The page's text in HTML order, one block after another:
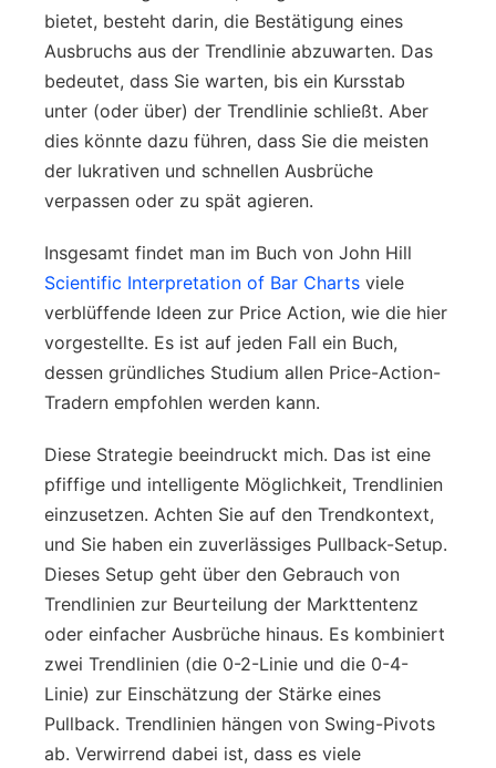
bietet, besteht darin, die Bestätigung eines
Ausbruchs aus der Trendlinie abzuwarten. Das
bedeutet, dass Sie warten, bis ein Kursstab
unter (oder über) der Trendlinie schließt. Aber
dies könnte dazu führen, dass Sie die meisten
der lukrativen und schnellen Ausbrüche
verpassen oder zu spät agieren.
Insgesamt findet man im Buch von John Hill
Scientific Interpretation of Bar Charts viele
verblüffende Ideen zur Price Action, wie die hier
vorgestellte. Es ist auf jeden Fall ein Buch,
dessen gründliches Studium allen Price-Action-
Tradern empfohlen werden kann.
Diese Strategie beeindruckt mich. Das ist eine
pfiffige und intelligente Möglichkeit, Trendlinien
einzusetzen. Achten Sie auf den Trendkontext,
und Sie haben ein zuverlässiges Pullback-Setup.
Dieses Setup geht über den Gebrauch von
Trendlinien zur Beurteilung der Markttentenz
oder einfacher Ausbrüche hinaus. Es kombiniert
zwei Trendlinien (die 0-2-Linie und die 0-4-
Linie) zur Einschätzung der Stärke eines
Pullback. Trendlinien hängen von Swing-Pivots
ab. Verwirrend dabei ist, dass es viele